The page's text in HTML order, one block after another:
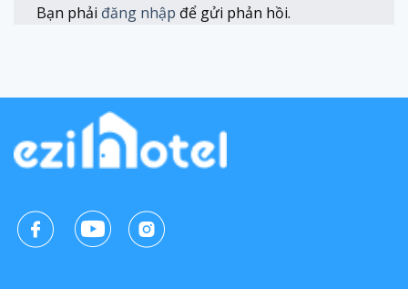
Bạn phải đăng nhập để gửi phản hồi.